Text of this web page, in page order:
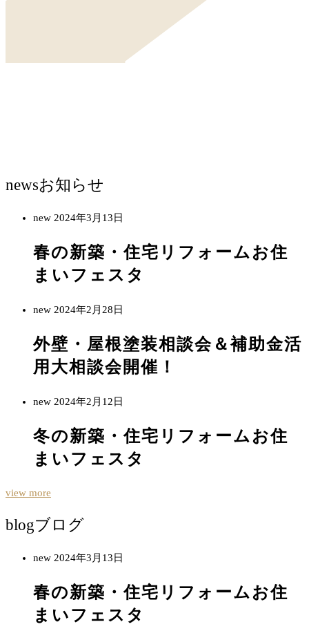
newsお知らせ
new 2024年3月13日
春の新築・住宅リフォームお住
まいフェスタ
new 2024年2月28日
外壁・屋根塗装相談会＆補助金活
用大相談会開催！
new 2024年2月12日
冬の新築・住宅リフォームお住
まいフェスタ
view more
blogブログ
new 2024年3月13日
春の新築・住宅リフォームお住
まいフェスタ